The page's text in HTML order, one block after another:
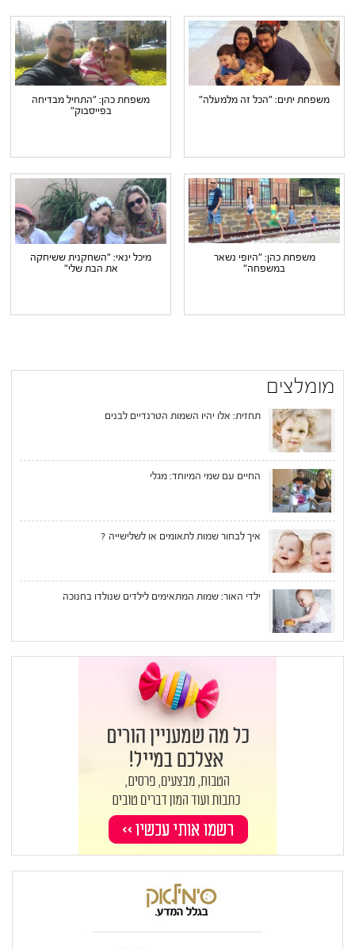
משפחת יתים: "הכל זה מלמעלה"
משפחת כהן: "התחיל מבדיחה
בפייסבוק"
משפחת כהן: "היופי נשאר
במשפחה"
מיכל ינאי: "השחקנית ששיחקה
את הבת שלי"
מומלצים
תחזית: אלו יהיו השמות הטרנדיים לבנים
החיים עם שמי המיוחד: מגלי
איך לבחור שמות לתאומים או לשלישייה ?
ילדי האור: שמות המתאימים לילדים שנולדו בחנוכה